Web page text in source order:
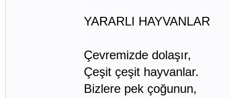
YARARLI HAYVANLAR
Çevremizde dolaşır,
Çeşit çeşit hayvanlar.
Bizlere pek çoğunun,